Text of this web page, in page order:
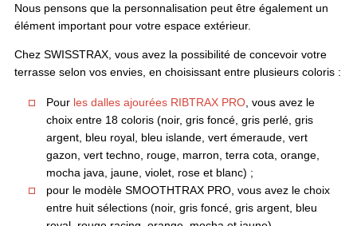
Nous pensons que la personnalisation peut être également un
élément important pour votre espace extérieur.
Chez SWISSTRAX, vous avez la possibilité de concevoir votre
terrasse selon vos envies, en choisissant entre plusieurs coloris :
Pour les dalles ajourées RIBTRAX PRO, vous avez le
choix entre 18 coloris (noir, gris foncé, gris perlé, gris
argent, bleu royal, bleu islande, vert émeraude, vert
gazon, vert techno, rouge, marron, terra cota, orange,
mocha java, jaune, violet, rose et blanc) ;
pour le modèle SMOOTHTRAX PRO, vous avez le choix
entre huit sélections (noir, gris foncé, gris argent, bleu